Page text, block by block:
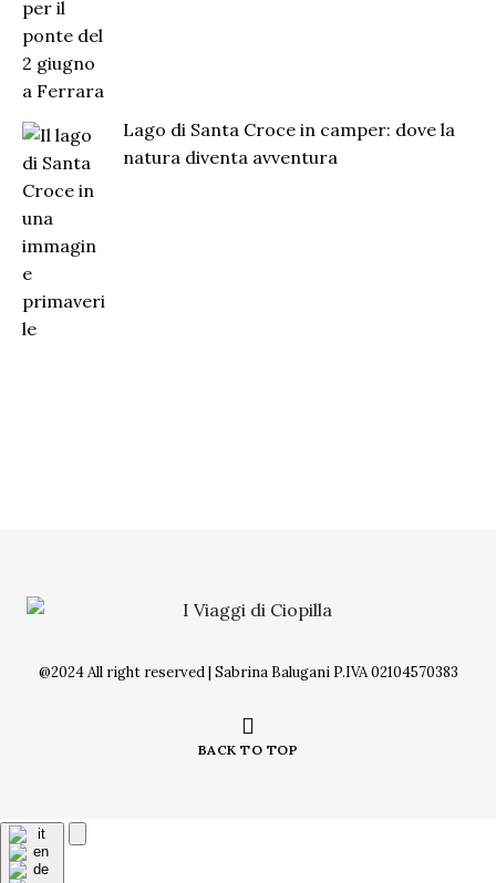
Lago di Santa Croce in camper: dove la
natura diventa avventura
@2024 All right reserved | Sabrina Balugani P.IVA 02104570383
BACK TO TOP